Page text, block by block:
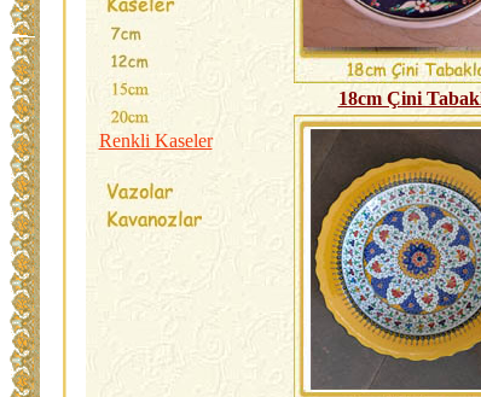
Renkli Kaseler
18cm Çini